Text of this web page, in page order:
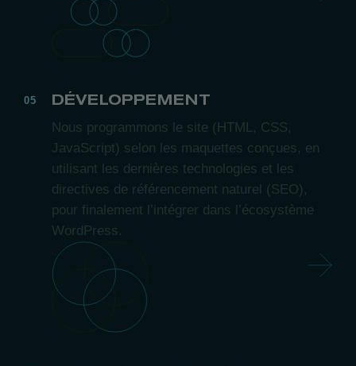
DÉVELOPPEMENT
Nous programmons le site (HTML, CSS,
JavaScript) selon les maquettes conçues, en
utilisant les dernières technologies et les
directives de référencement naturel (SEO),
pour finalement l’intégrer dans l’écosystème
WordPress.